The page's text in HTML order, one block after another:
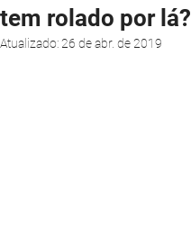
tem rolado por lá?
Atualizado:26 de abr. de 2019